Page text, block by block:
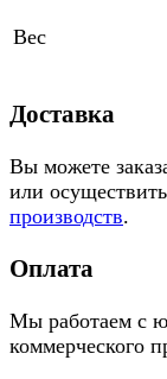
Вес
Доставка
Вы можете
или
производств.
Оплата
Мы работаем с
коммерческого